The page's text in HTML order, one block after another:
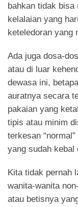
bahkan tidak bisa
kelalaian yang
keteledoran yang
Ada juga dosa-
atau di luar
dewasa ini,
auratnya secara
pakaian yang
tipis atau minim
terkesan
yang sudah kebal
Kita tidak pernah
wanita-wanita
atau betisnya